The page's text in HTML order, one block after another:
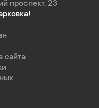
проспект, 23
сайта